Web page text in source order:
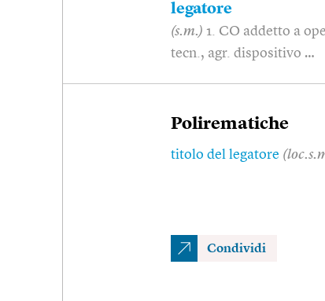
legatore
(s.m.) 1. CO addetto a
tecn., agr. dispositivo …
Polirematiche
titolo del legatore
Condividi